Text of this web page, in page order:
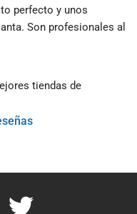
perfecto y unos
Son profesionales al
tiendas de
T